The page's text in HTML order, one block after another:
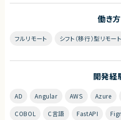
働き方
フルリモート シフト（移行）型リモート
開発経
AD Angular AWS Azure
COBOL C言語 FastAPI